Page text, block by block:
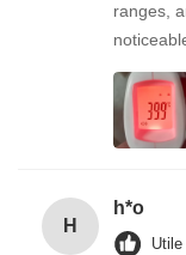
ranges,
H
h*o
Utile